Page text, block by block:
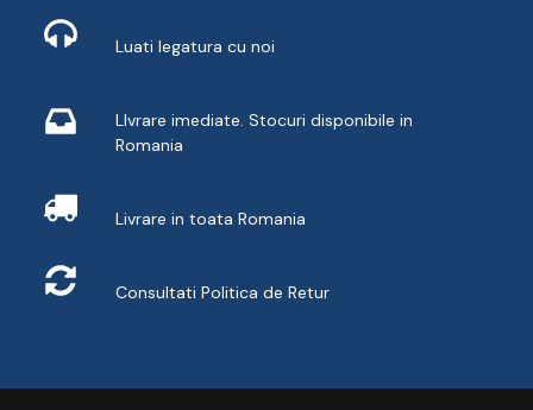
Luati legatura cu noi
LIvrare imediate. Stocuri disponibile in
Romania
Livrare in toata Romania
Consultati Politica de Retur